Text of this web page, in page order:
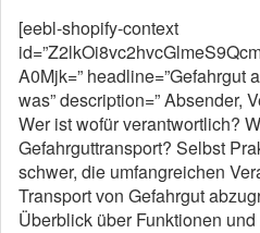
[eebl-shopify-context
A0Mjk=” headline=”Gefahrgut
was” description=” Absender,
Wer ist wofür verantwortlich?
Gefahrguttransport? Selbst
schwer, die umfangreichen
Transport von Gefahrgut
Überblick über Funktionen